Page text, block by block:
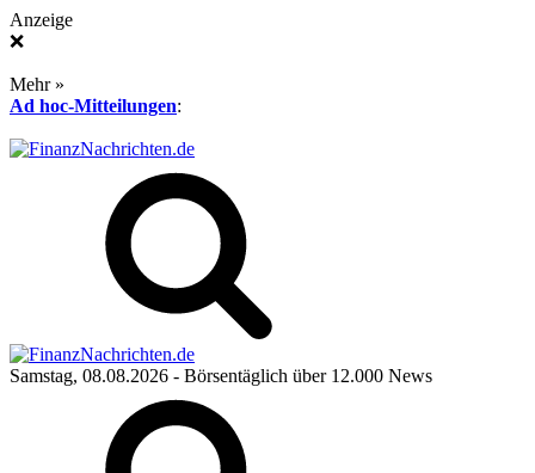
Anzeige
❌
Mehr »
Ad hoc-Mitteilungen:
Samstag, 08.08.2026 - Börsentäglich über 12.000 News